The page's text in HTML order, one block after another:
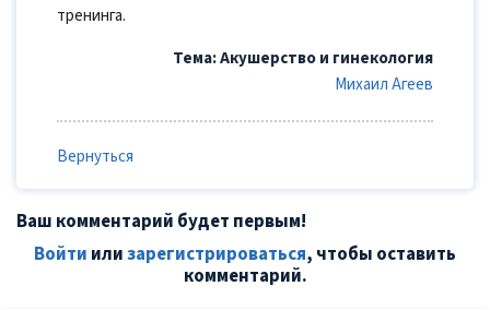
тренинга.
Тема: Акушерство и гинекология
Михаил Агеев
Вернуться
Ваш комментарий будет первым!
Войти илизарегистрироваться, чтобы оставить
комментарий.